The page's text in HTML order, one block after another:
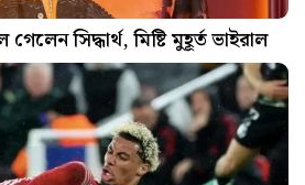
সিদ্ধার্থ, মিষ্টি মুহূর্ত ভাইরাল